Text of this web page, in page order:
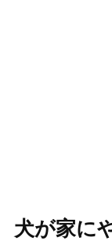
犬が家に